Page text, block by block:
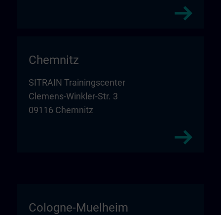
Chemnitz
SITRAIN Trainingscenter
Clemens-Winkler-Str. 3
09116 Chemnitz
Cologne-Muelheim